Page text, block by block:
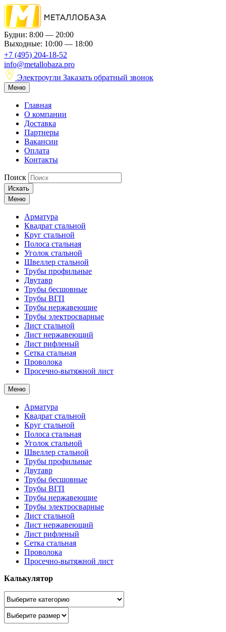
Будни: 8:00 — 20:00
Выходные: 10:00 — 18:00
+7 (495) 204-18-52
info@metallobaza.pro
Электроугли Заказать обратный звонок
Меню
Главная
О компании
Доставка
Партнеры
Вакансии
Оплата
Контакты
Поиск
Искать
Меню
Арматура
Квадрат стальной
Круг стальной
Полоса стальная
Уголок стальной
Швеллер стальной
Трубы профильные
Двутавр
Трубы бесшовные
Трубы ВГП
Трубы нержавеющие
Трубы электросварные
Лист стальной
Лист нержавеющий
Лист рифленый
Сетка стальная
Проволока
Просечно-вытяжной лист
Меню
Арматура
Квадрат стальной
Круг стальной
Полоса стальная
Уголок стальной
Швеллер стальной
Трубы профильные
Двутавр
Трубы бесшовные
Трубы ВГП
Трубы нержавеющие
Трубы электросварные
Лист стальной
Лист нержавеющий
Лист рифленый
Сетка стальная
Проволока
Просечно-вытяжной лист
Калькулятор